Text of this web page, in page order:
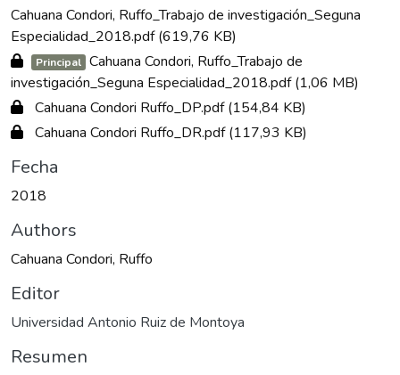
Cahuana Condori, Ruffo_Trabajo de investigación_Seguna
Especialidad_2018.pdf(619,76 KB)
Principal Cahuana Condori, Ruffo_Trabajo de
investigación_Seguna Especialidad_2018.pdf(1,06 MB)
Cahuana Condori Ruffo_DP.pdf(154,84 KB)
Cahuana Condori Ruffo_DR.pdf(117,93 KB)
Fecha
2018
Authors
Cahuana Condori, Ruffo
Editor
Universidad Antonio Ruiz de Montoya
Resumen